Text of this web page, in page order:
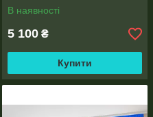
В наявності
5 100 ₴
Купити